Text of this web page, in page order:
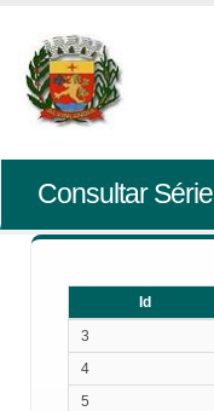
Consultar Série
Id
3
4
5